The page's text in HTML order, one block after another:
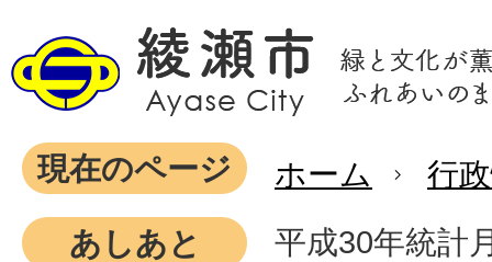
現在のページ ホーム
行
あしあと
平成30年統計